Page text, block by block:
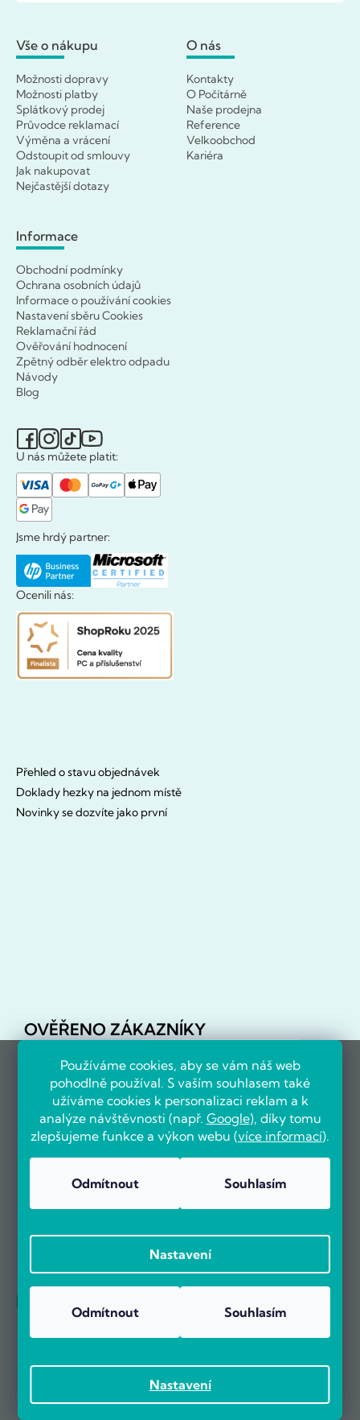
Používáme cookies, aby se vám náš web
pohodlně používal. S vaším souhlasem také
užíváme cookies k personalizaci reklam a k
analýze návštěvnosti (např. Google), díky tomu
zlepšujeme funkce a výkon webu (více informací).
Nastavení
Odmítnout Souhlasím
Nastavení
Odmítnout Souhlasím
Vše o nákupu
Možnosti dopravy
Možnosti platby
Splátkový prodej
Průvodce reklamací
Výměna a vrácení
Odstoupit od smlouvy
Jak nakupovat
Nejčastější dotazy
O nás
Kontakty
O Počítárně
Naše prodejna
Reference
Velkoobchod
Kariéra
Informace
Obchodní podmínky
Ochrana osobních údajů
Informace o používání cookies
Nastavení sběru Cookies
Reklamační řád
Ověřování hodnocení
Zpětný odběr elektro odpadu
Návody
Blog
U nás můžete platit:
Jsme hrdý partner:
Ocenili nás:
Přehled o stavu objednávek
Doklady hezky na jednom místě
Novinky se dozvíte jako první
OVĚŘENO ZÁKAZNÍKY
Už více než 5000 zákazníků nás doporučuje na základě recenzí
na portálu Heureka.cz.
Zobrazit více než 5000 recenzí na Heureka.cz
Recenze zákazníků z Heureky
Reference firem